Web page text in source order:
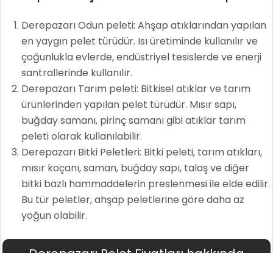
Derepazarı Odun peleti: Ahşap atıklarından yapılan
en yaygın pelet türüdür. Isı üretiminde kullanılır ve
çoğunlukla evlerde, endüstriyel tesislerde ve enerji
santrallerinde kullanılır.
Derepazarı Tarım peleti: Bitkisel atıklar ve tarım
ürünlerinden yapılan pelet türüdür. Mısır sapı,
buğday samanı, pirinç samanı gibi atıklar tarım
peleti olarak kullanılabilir.
Derepazarı Bitki Peletleri: Bitki peleti, tarım atıkları,
mısır koçanı, saman, buğday sapı, talaş ve diğer
bitki bazlı hammaddelerin preslenmesi ile elde edilir.
Bu tür peletler, ahşap peletlerine göre daha az
yoğun olabilir.